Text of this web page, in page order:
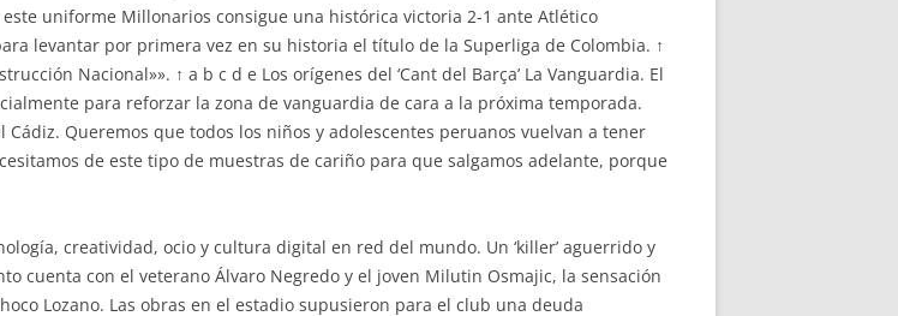
uniforme Millonarios consigue una histórica victoria 2-1 ante Atlético
levantar por primera vez en su historia el título de la Superliga de Colombia. ↑
Nacional»». ↑ a b c d e Los orígenes del ‘Cant del Barça’ La Vanguardia. El
para reforzar la zona de vanguardia de cara a la próxima temporada.
Queremos que todos los niños y adolescentes peruanos vuelvan a tener
de este tipo de muestras de cariño para que salgamos adelante, porque
creatividad, ocio y cultura digital en red del mundo. Un ‘killer’ aguerrido y
cuenta con el veterano Álvaro Negredo y el joven Milutin Osmajic, la sensación
Lozano. Las obras en el estadio supusieron para el club una deuda